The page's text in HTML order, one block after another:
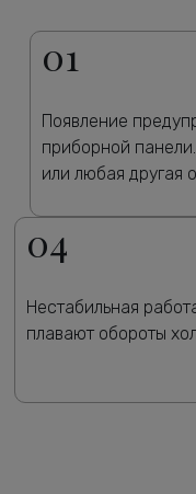
01
Появление
приборной
или любая другая
04
Нестабильная
плавают обороты